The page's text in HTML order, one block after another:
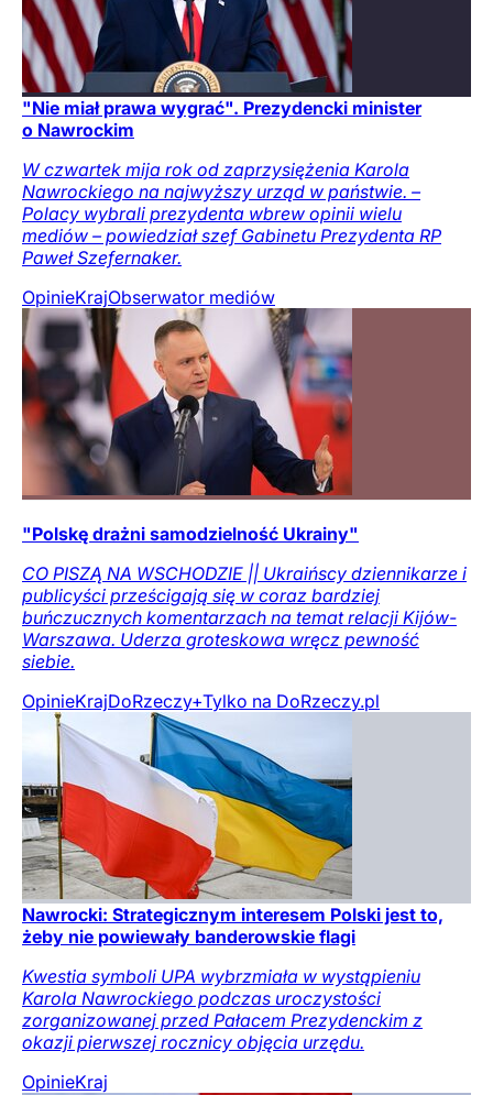
"Nie miał prawa wygrać". Prezydencki minister
o Nawrockim
W czwartek mija rok od zaprzysiężenia Karola
Nawrockiego na najwyższy urząd w państwie. –
Polacy wybrali prezydenta wbrew opinii wielu
mediów – powiedział szef Gabinetu Prezydenta RP
Paweł Szefernaker.
OpinieKrajObserwator mediów
"Polskę drażni samodzielność Ukrainy"
CO PISZĄ NA WSCHODZIE || Ukraińscy dziennikarze i
publicyści prześcigają się w coraz bardziej
buńczucznych komentarzach na temat relacji Kijów-
Warszawa. Uderza groteskowa wręcz pewność
siebie.
OpinieKrajDoRzeczy+Tylko na DoRzeczy.pl
Nawrocki: Strategicznym interesem Polski jest to,
żeby nie powiewały banderowskie flagi
Kwestia symboli UPA wybrzmiała w wystąpieniu
Karola Nawrockiego podczas uroczystości
zorganizowanej przed Pałacem Prezydenckim z
okazji pierwszej rocznicy objęcia urzędu.
OpinieKraj